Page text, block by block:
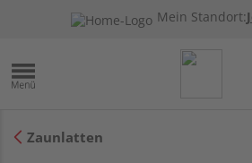
Mein Standort:
Zaunlatten